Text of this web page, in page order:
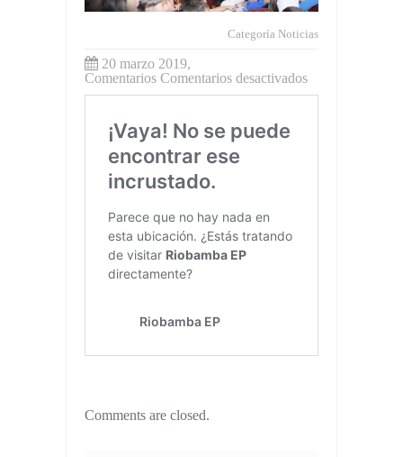
Categoría Noticias
20 marzo 2019,
Comentarios Comentarios desactivadosen
EP-
Comments are closed.